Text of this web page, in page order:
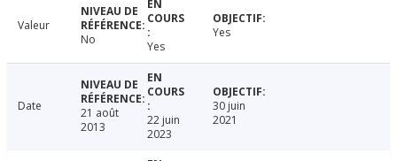
Valeur
No
Yes
Yes
Date
21 août
2013
22 juin
2023
30 juin
2021